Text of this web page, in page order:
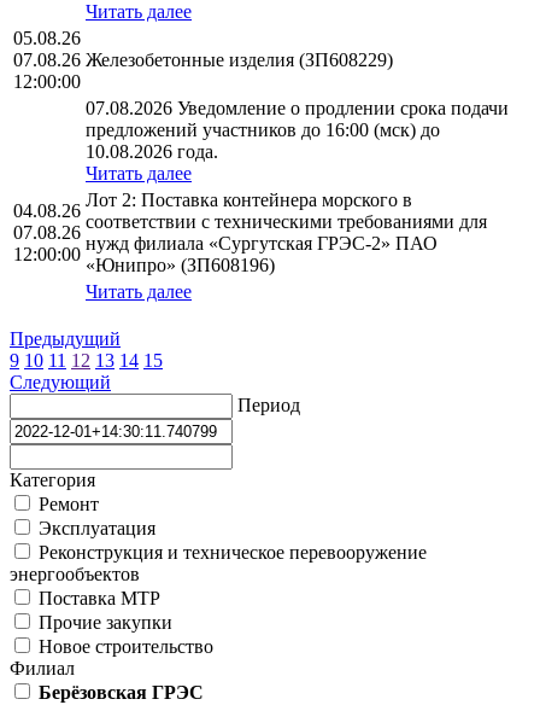
Читать далее
05.08.26
07.08.26
12:00:00
Железобетонные изделия (ЗП608229)
07.08.2026 Уведомление о продлении срока подачи
предложений участников до 16:00 (мск) до
10.08.2026 года.
Читать далее
04.08.26
07.08.26
12:00:00
Лот 2: Поставка контейнера морского в
соответствии с техническими требованиями для
нужд филиала «Сургутская ГРЭС-2» ПАО
«Юнипро» (ЗП608196)
Читать далее
Предыдущий
9 10 11 12 13 14 15
Следующий
Период
Категория
Ремонт
Эксплуатация
Реконструкция и техническое перевооружение
энергообъектов
Поставка МТР
Прочие закупки
Новое строительство
Филиал
Берёзовская ГРЭС